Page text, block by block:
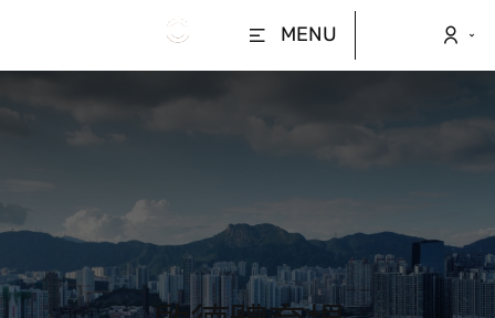
MENU